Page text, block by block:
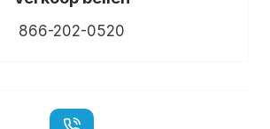
866-202-0520